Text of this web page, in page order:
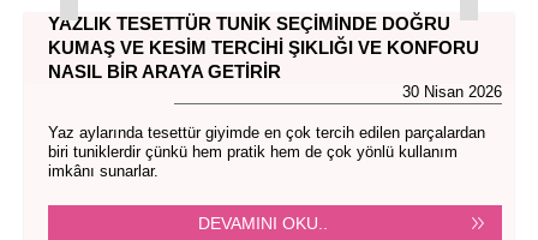
YAZLIK TESETTÜR TUNIK SEÇIMINDE DOĞRU
KUMAŞ VE KESIM TERCIHI ŞIKLIĞI VE KONFORU
NASIL BIR ARAYA GETIRIR
30 Nisan 2026
Yaz aylarında tesettür giyimde en çok tercih edilen parçalardan
biri tuniklerdir çünkü hem pratik hem de çok yönlü kullanım
imkânı sunarlar.
DEVAMINI OKU..